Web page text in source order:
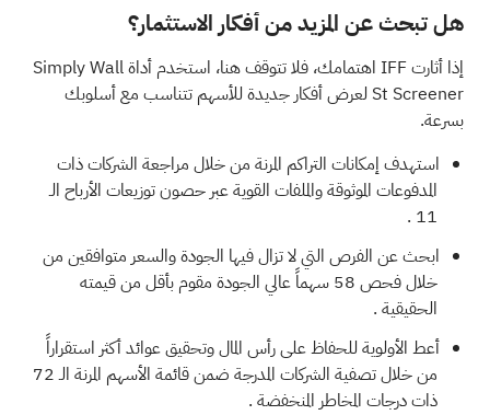
هل تبحث عن المزيد من أفكار الاستثمار؟
إذا أثارت IFF اهتمامك، فلا تتوقف هنا، استخدم أداة Simply Wall
St Screener لعرض أفكار جديدة للأسهم تتناسب مع أسلوبك
بسرعة.
استهدف إمكانات التراكم المرنة من خلال مراجعة الشركات ذات
المدفوعات الموثوقة والملفات القوية عبر حصون توزيعات الأرباح الـ
11
.
ابحث عن الفرص التي لا تزال فيها الجودة والسعر متوافقين من
خلال فحص
58 سهماً عالي الجودة مقوم بأقل من قيمته
الحقيقية.
أعط الأولوية للحفاظ على رأس المال وتحقيق عوائد أكثر استقراراً
من خلال تصفية الشركات المدرجة ضمن
قائمة الأسهم المرنة الـ 72
ذات درجات المخاطر المنخفضة.